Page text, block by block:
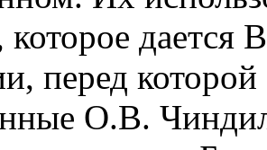
дается
перед
О.В.